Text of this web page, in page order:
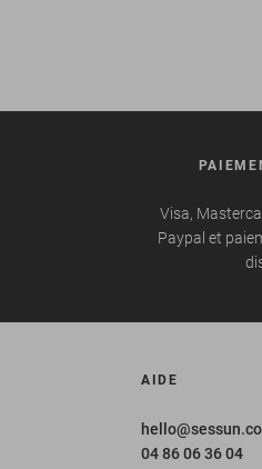
Visa,
Paypal et
AIDE
04 86 06 36 04